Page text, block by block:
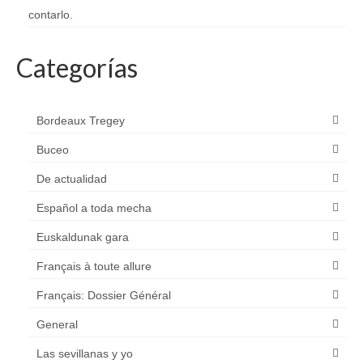
contarlo.
Categorías
Bordeaux Tregey
Buceo
De actualidad
Español a toda mecha
Euskaldunak gara
Français à toute allure
Français: Dossier Général
General
Las sevillanas y yo